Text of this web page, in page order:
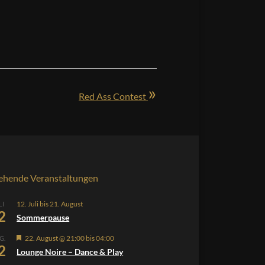
Red Ass Contest »
Veranstaltungen
12. Juli bis21. August
Sommerpause
Hervorgehoben
22. August @ 21:00 bis04:00
Lounge Noire – Dance & Play